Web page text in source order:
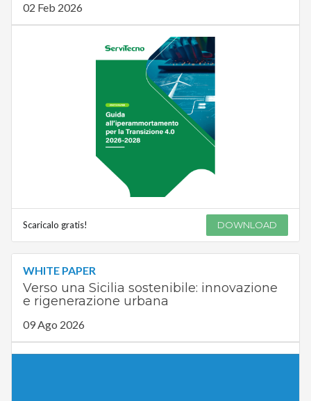
02 Feb 2026
Scaricalo gratis! DOWNLOAD
WHITE PAPER
Verso una Sicilia sostenibile: innovazione
e rigenerazione urbana
09 Ago 2026